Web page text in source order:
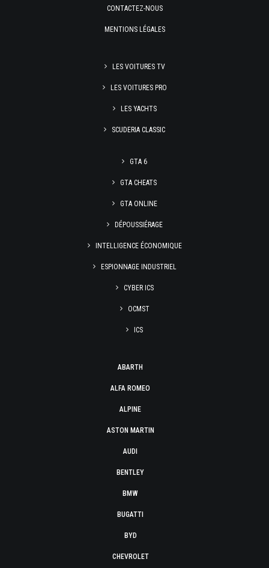
CONTACTEZ-NOUS
MENTIONS LÉGALES
LES VOITURES TV
LES VOITURES PRO
LES YACHTS
SCUDERIA CLASSIC
GTA 6
GTA CHEATS
GTA ONLINE
DÉPOUSSIÉRAGE
INTELLIGENCE ÉCONOMIQUE
ESPIONNAGE INDUSTRIEL
CYBER ICS
OCMST
ICS
ABARTH
ALFA ROMEO
ALPINE
ASTON MARTIN
AUDI
BENTLEY
BMW
BUGATTI
BYD
CHEVROLET